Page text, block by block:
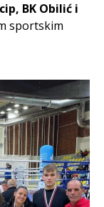
BK Obilić i
sportskim